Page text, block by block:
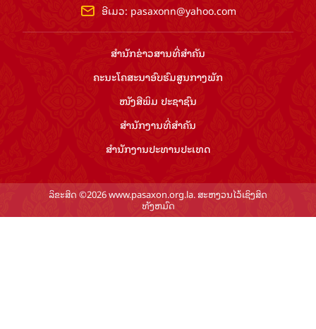
ອີເມວ: pasaxonn@yahoo.com
ສຳ​ນັກ​ຂ່າວ​ສານ​ທີ່​ສຳ​ຄັນ​
ຄະນະໂຄສະນາອົບຮົມ​ສູນ​ກາງ​ພັກ
ໜັງສືພິມ ປະ​ຊາ​ຊົນ
ສຳ​ນັກ​ງານ​ທີ່​ສຳ​ຄັນ
ສຳ​ນັກ​ງານ​ປະ​ທານ​ປະ​ເທດ
ລິຂະສິດ ©2026 www.pasaxon.org.la. ສະຫງວນໄວ້ເຊິງສິດ
ທັງຫມົດ